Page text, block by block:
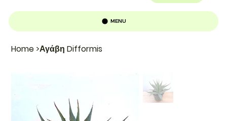
Home >Αγάβη Difformis
MENU